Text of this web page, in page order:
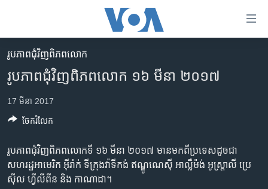
គេហទំព័រ​
រំលង​
និង​
ព័ត៌មាន​​
តែ​
ម្តង
កម្ពុជា
អន្តរជាតិ
អាមេរិក
ហេឡូវីអូអេ
កម្ពុជាច្នៃប្រតិដ្ឋ
រូបភាព​ជុំ​វិញ​ពិភពលោក
រូបភាពជុំវិញពិភពលោក ១៦ មីនា ២០១៧
17 មីនា 2017
រូបភាព​ជុំវិញ​ពិភពលោកទី​ ១៦ មីនា ២០១៧ មាន​មកពី​ប្រទេស​ដូច​ជា
សហរដ្ឋអាមេរិក អ៊ីរ៉ាក់ ទីក្រុងវ៉ាទីកង់ ឥណ្ឌូណេស៊ី អាល្លឺម៉ង់ អូស្ត្រាលី ប្រេ
ស៊ីល ហ្វីលីពីន និង​ កាណាដា។
ចែករំលែក